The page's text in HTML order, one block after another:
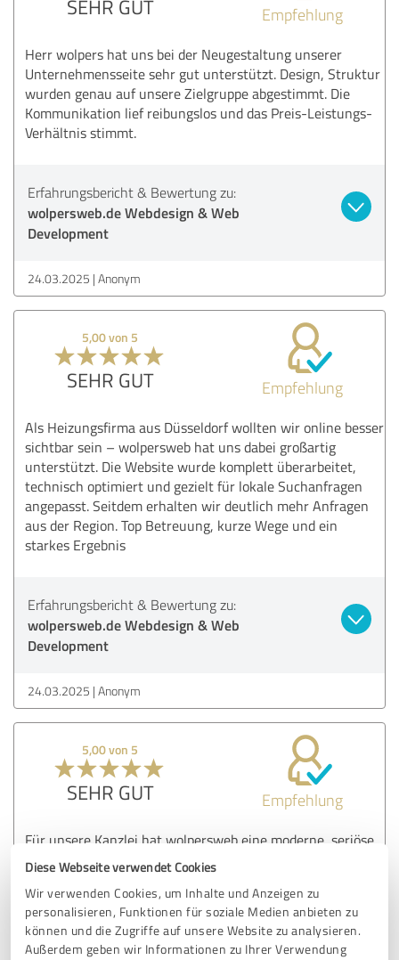
Diese Webseite verwendet Cookies
Wir verwenden Cookies, um Inhalte und Anzeigen zu
personalisieren, Funktionen für soziale Medien anbieten zu
können und die Zugriffe auf unsere Website zu analysieren.
Außerdem geben wir Informationen zu Ihrer Verwendung
SEHR GUT Empfehlung
Herr wolpers hat uns bei der Neugestaltung unserer
Unternehmensseite sehr gut unterstützt. Design, Struktur
wurden genau auf unsere Zielgruppe abgestimmt. Die
Kommunikation lief reibungslos und das Preis-Leistungs-
Verhältnis stimmt.
Erfahrungsbericht & Bewertung zu:
wolpersweb.de Webdesign & Web
Development
24.03.2025 Anonym
5,00 von 5
SEHR GUT Empfehlung
Als Heizungsfirma aus Düsseldorf wollten wir online besser
sichtbar sein – wolpersweb hat uns dabei großartig
unterstützt. Die Website wurde komplett überarbeitet,
technisch optimiert und gezielt für lokale Suchanfragen
angepasst. Seitdem erhalten wir deutlich mehr Anfragen
aus der Region. Top Betreuung, kurze Wege und ein
starkes Ergebnis
Erfahrungsbericht & Bewertung zu:
wolpersweb.de Webdesign & Web
Development
24.03.2025 Anonym
5,00 von 5
SEHR GUT Empfehlung
Für unsere Kanzlei hat wolpersweb eine moderne, seriöse
Website entwickelt, die perfekt zu unserer Zielgruppe
passt. Die Seite ist rechtssicher, strukturiert und durch die
SEO-Maßnahmen inzwischen sehr gut auffindbar.